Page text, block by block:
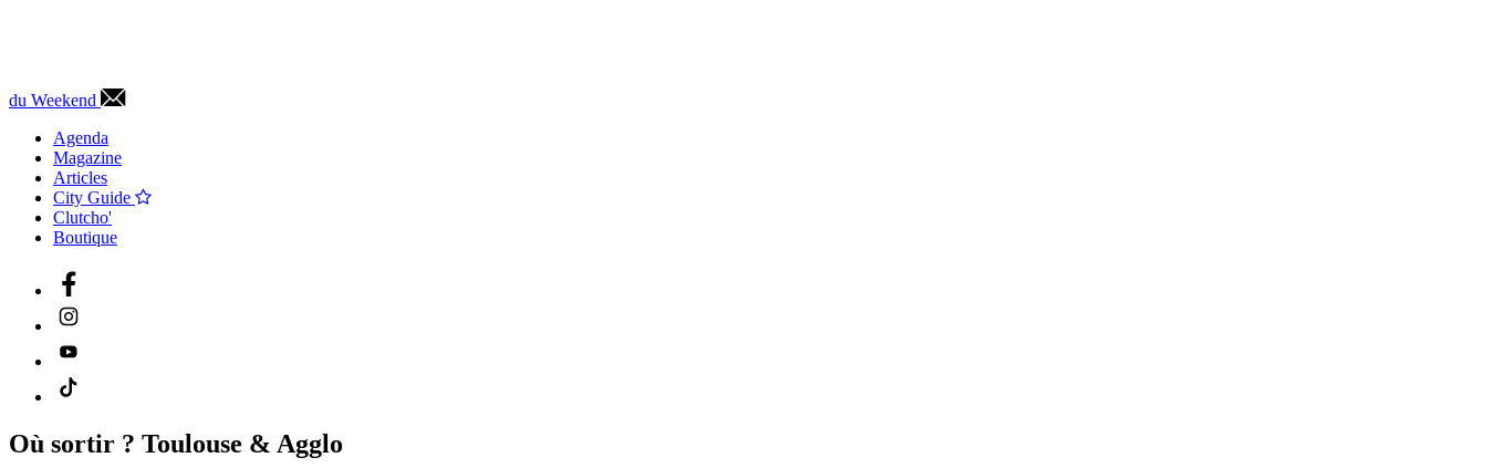
du Weekend
Agenda
Magazine
Articles
City Guide
Clutcho'
Boutique
Où sortir ? Toulouse & Agglo